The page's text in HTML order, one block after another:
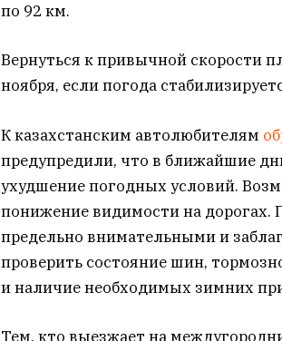
по 92 км.
Вернуться к привычной скорости
ноября, если погода
К казахстанским автолюбителям
предупредили, что в ближайшие
ухудшение погодных условий.
понижение видимости на
предельно внимательными и
проверить состояние шин,
и наличие необходимых зимних
Тем, кто выезжает на